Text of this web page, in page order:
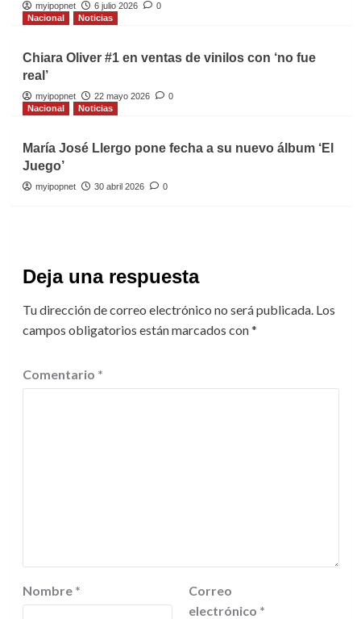
myipopnet 6 julio 2026
0
Nacional
Noticias
Chiara Oliver #1 en ventas de vinilos con ‘no fue
real’
myipopnet 22 mayo 2026
0
Nacional
Noticias
María José Llergo pone fecha a su nuevo álbum ‘El
Juego’
myipopnet 30 abril 2026 0
Deja una respuesta
Tu dirección de correo electrónico no será publicada. Los
campos obligatorios están marcados con*
Comentario *
Nombre *
Correo
electrónico *